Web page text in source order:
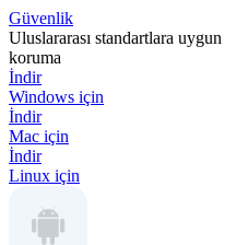
Güvenlik
Uluslararası standartlara uygun
koruma
İndir
Windows için
İndir
Mac için
İndir
Linux için